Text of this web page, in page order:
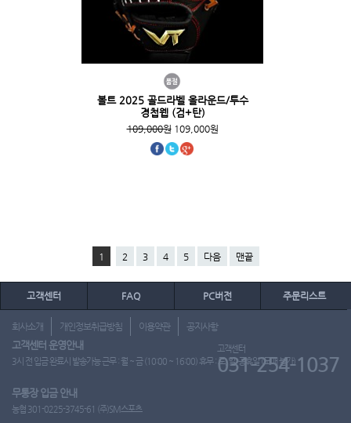
볼트 2025 골드라벨 올라운드/투수
경첩웹 (검+탄)
109,000원109,000원
1 2 3 4 5 다음 맨끝
고객센터 FAQ PC버전 주문리스트
회사소개 개인정보취급방침 이용약관 공지사항
고객센터 운영안내
3시 전 입금 완료시 발송가능 근무 : 월 ~ 금 (10:00 ~ 16:00) 휴무 : 토, 일, 공휴일 (도매 불가)
고객센터
031-254-1037
무통장 입금 안내
농협 301-0225-3745-61 (주)SM스포츠